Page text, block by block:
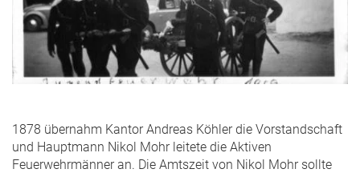
1878 übernahm Kantor Andreas Köhler die Vorstandschaft
und Hauptmann Nikol Mohr leitete die Aktiven
Feuerwehrmänner an. Die Amtszeit von Nikol Mohr sollte